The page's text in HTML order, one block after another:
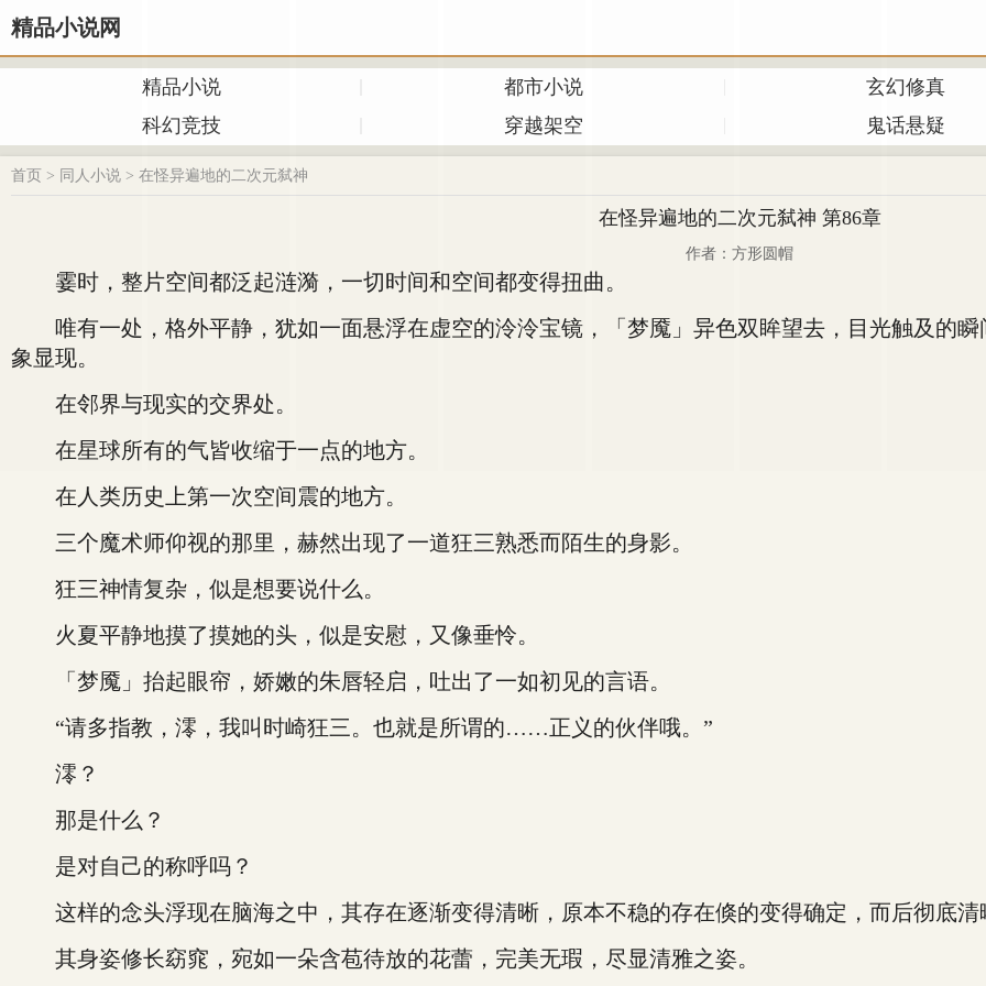
精品小说网
精品小说 都市小说
玄幻修真
科幻竞技
穿越架空 鬼话悬疑
首页 > 同人小说 > 在怪异遍地的二次元弑神
在怪异遍地的二次元弑神 第86章
作者：方形圆帽
霎时，整片空间都泛起涟漪，一切时间和空间都变得扭曲。
唯有一处，格外平静，犹如一面悬浮在虚空的泠泠宝镜，「梦魇」异色双眸望去，目光触及的瞬
象显现。
在邻界与现实的交界处。
在星球所有的气皆收缩于一点的地方。
在人类历史上第一次空间震的地方。
三个魔术师仰视的那里，赫然出现了一道狂三熟悉而陌生的身影。
狂三神情复杂，似是想要说什么。
火夏平静地摸了摸她的头，似是安慰，又像垂怜。
「梦魇」抬起眼帘，娇嫩的朱唇轻启，吐出了一如初见的言语。
“请多指教，澪，我叫时崎狂三。也就是所谓的……正义的伙伴哦。”
澪？
那是什么？
是对自己的称呼吗？
这样的念头浮现在脑海之中，其存在逐渐变得清晰，原本不稳的存在倏的变得确定，而后彻底清
其身姿修长窈窕，宛如一朵含苞待放的花蕾，完美无瑕，尽显清雅之姿。